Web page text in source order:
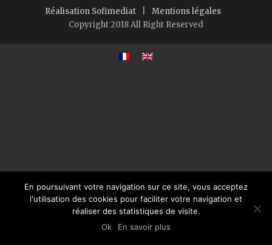
Réalisation Sofimediat
Mentions légales
Copyright 2018 All Right Reserved
En poursuivant votre navigation sur ce site, vous acceptez
l'utilisation des cookies pour faciliter votre navigation et
réaliser des statistiques de visite.
Ok
En savoir plus